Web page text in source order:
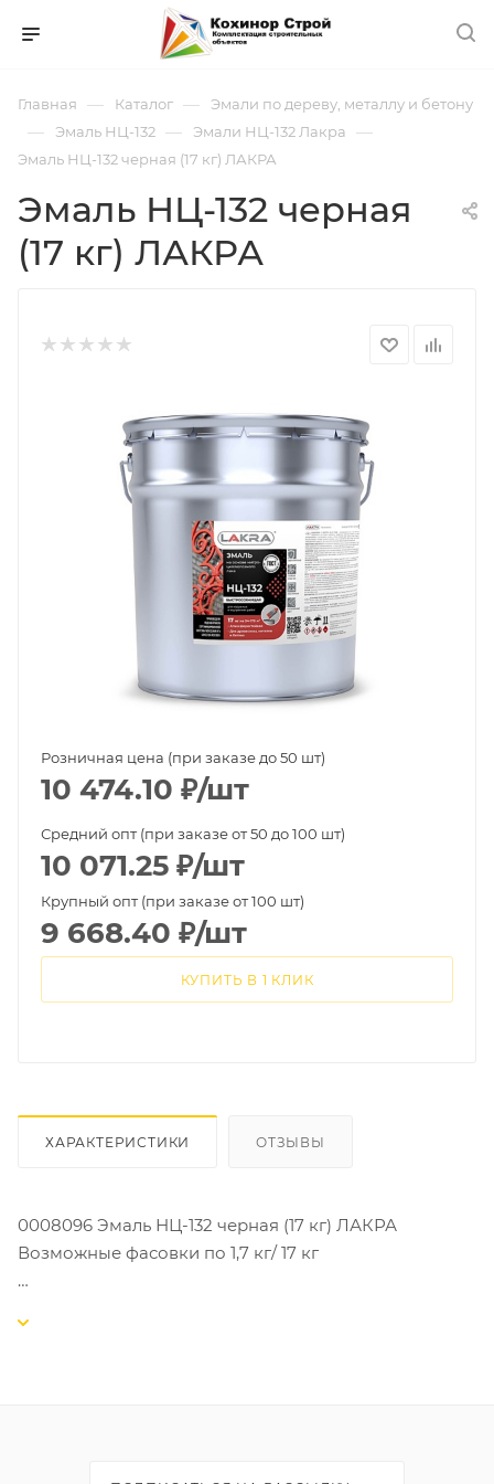
Главная — Каталог — Эмали по дереву, металлу и бетону
— Эмаль НЦ-132 — Эмали НЦ-132 Лакра —
Эмаль НЦ-132 черная (17 кг) ЛАКРА
Эмаль НЦ-132 черная
(17 кг) ЛАКРА
Розничная цена (при заказе до 50 шт)
10 474.10 ₽/шт
Средний опт (при заказе от 50 до 100 шт)
10 071.25 ₽/шт
Крупный опт (при заказе от 100 шт)
9 668.40 ₽/шт
КУПИТЬ В 1 КЛИК
ХАРАКТЕРИСТИКИ ОТЗЫВЫ
0008096 Эмаль НЦ-132 черная (17 кг) ЛАКРА
Возможные фасовки по 1,7 кг/ 17 кг